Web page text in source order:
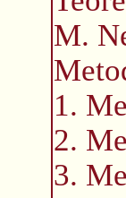
M.
1.
2.
3.